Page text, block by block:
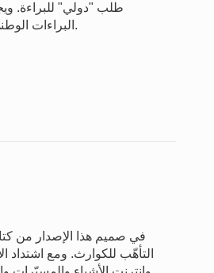
طلب "دولي" للبراءة.
البراءات الوطني لتلك الدولة وإما لدى المكتب الدولي للويبو في جنيف، حسب اختيار مودع الطلب.
في صميم هذا الإصدار من
التأهّب للكوارث. ومع اشتداد